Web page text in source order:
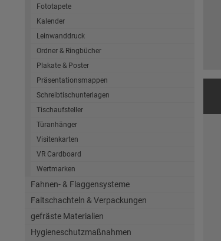
Fototapete
Kalender
Leinwanddruck
Ordner & Ringbücher
Plakate & Poster
Präsentationsmappen
Schreibtischunterlagen
Tischaufsteller
Türanhänger
Visitenkarten
VR Cardboard
Wertmarken
Fahnen- & Flaggensysteme
Faltschachteln & Verpackungen
gefräste Materialien
Hygieneschutzmaßnahmen